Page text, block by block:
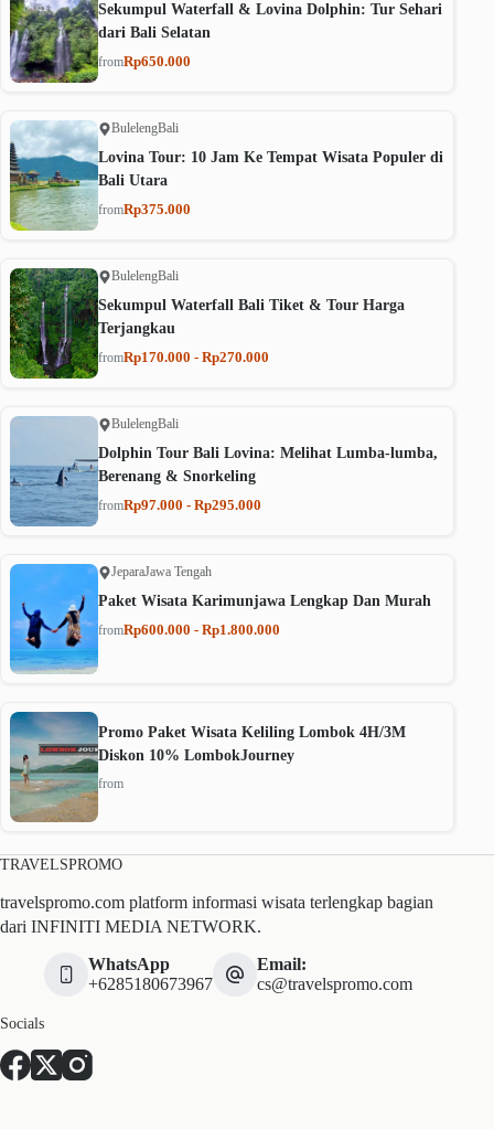
Sekumpul Waterfall & Lovina Dolphin: Tur Sehari
dari Bali Selatan
fromRp650.000
BulelengBali
Lovina Tour: 10 Jam Ke Tempat Wisata Populer di
Bali Utara
fromRp375.000
BulelengBali
Sekumpul Waterfall Bali Tiket & Tour Harga
Terjangkau
fromRp170.000 - Rp270.000
BulelengBali
Dolphin Tour Bali Lovina: Melihat Lumba-lumba,
Berenang & Snorkeling
fromRp97.000 - Rp295.000
JeparaJawa Tengah
Paket Wisata Karimunjawa Lengkap Dan Murah
fromRp600.000 - Rp1.800.000
Promo Paket Wisata Keliling Lombok 4H/3M
Diskon 10% LombokJourney
from
TRAVELSPROMO
travelspromo.com platform informasi wisata terlengkap bagian
dari INFINITI MEDIA NETWORK.
WhatsApp
+6285180673967
Email:
cs@travelspromo.com
Socials